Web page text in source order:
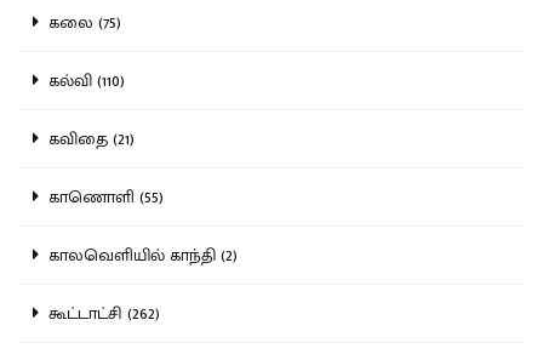
கலை (75)
கல்வி (110)
கவிதை (21)
காணொளி (55)
காலவெளியில் காந்தி (2)
கூட்டாட்சி (262)